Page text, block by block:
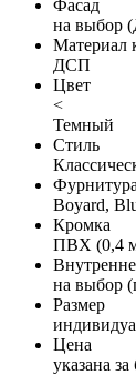
Фасад
на
Материал
ДСП
Цвет
<
Темный
Стиль
Фурнитура
Boyard,
Кромка
ПВХ (0,4
на выбор
Размер
Цена
указана